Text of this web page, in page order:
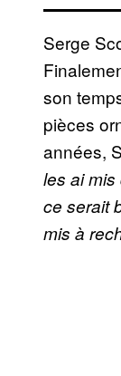
Serge
son
pièces
années,
les ai
ce serait
mis à